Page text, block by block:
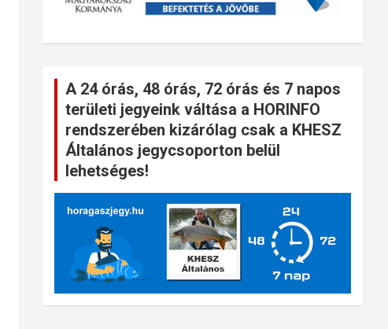
A 24 órás, 48 órás, 72 órás és 7 napos
területi jegyeink váltása a HORINFO
rendszerében kizárólag csak a KHESZ
Általános jegycsoporton belül
lehetséges!